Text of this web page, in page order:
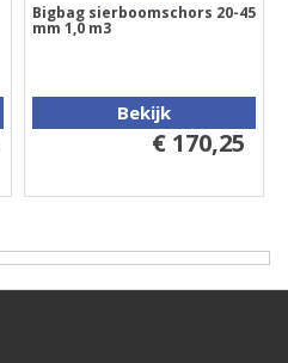
Bigbag sierboomschors 20-45
mm 1,0 m3
Bekijk
€ 170,25